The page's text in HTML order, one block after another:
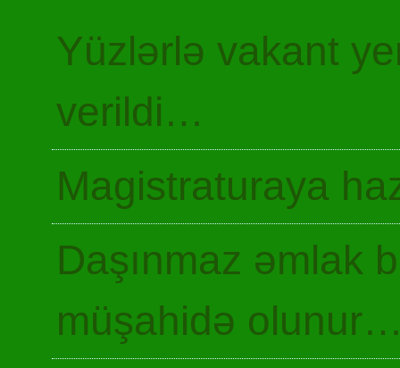
Yüzlərlə vakant
verildi…
Magistraturaya
Daşınmaz əmlak
müşahidə